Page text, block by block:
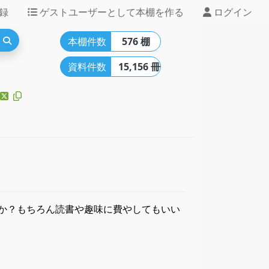
ゲストユーザーとして本棚を作る ログイン
本棚件数
576 棚
資料件数
15,156 冊
？もちろん読書や趣味に費やしてもいい